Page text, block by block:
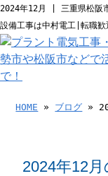
2024年12月 | 三重県松阪
設備工事は中村電工|転職
HOME » ブログ »
2024年12